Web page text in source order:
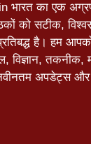
भारत का एक
को सटीक,
है। हम
विज्ञान, तकनीक,
अपडेट्स और